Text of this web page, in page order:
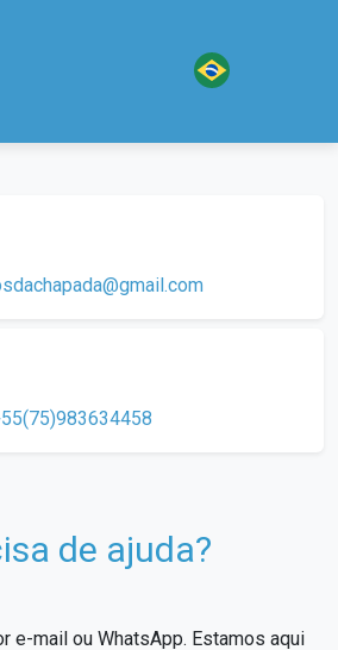
de ajuda?
e-mail ou WhatsApp. Estamos aqui